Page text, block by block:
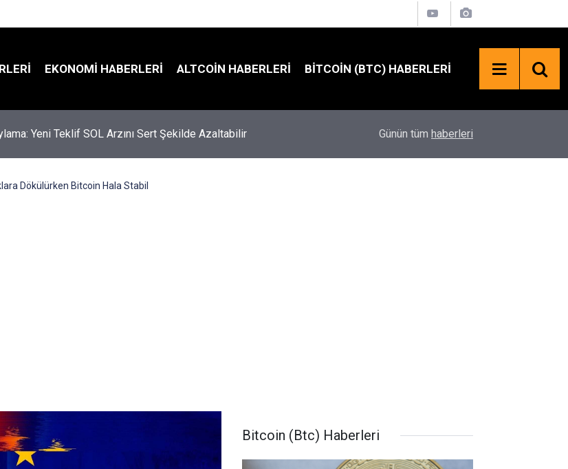
EKONOMI HABERLERI ALTCOIN HABERLERI BITCOIN (BTC) HABERLERI
Şahin Mesaj: Eylül'de Faiz Artışı Masada
Bekleniyor
Günün tüm haberleri
Dökülürken Bitcoin Hala Stabil
Bitcoin (Btc) Haberleri